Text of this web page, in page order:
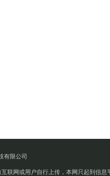
有限公司
联网或用户自行上传，本网只起到信息